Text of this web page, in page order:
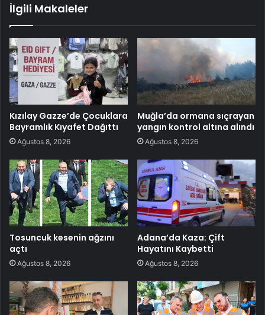
İlgili Makaleler
Kızılay Gazze’de Çocuklara
Bayramlık Kıyafet Dağıttı
Ağustos 8, 2026
Muğla’da ormana sıçrayan
yangın kontrol altına alındı
Ağustos 8, 2026
Tosuncuk kesenin ağzını
açtı
Ağustos 8, 2026
Adana’da Kaza: Çift
Hayatını Kaybetti
Ağustos 8, 2026